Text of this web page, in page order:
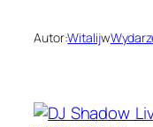
Autor:Witalijw